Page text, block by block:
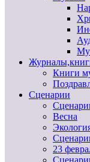
Книги
Сценарии
Весна
23